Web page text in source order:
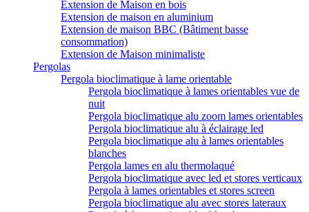
Extension de Maison en bois
Extension de maison en aluminium
Extension de maison BBC (Bâtiment basse
consommation)
Extension de Maison minimaliste
Pergolas
Pergola bioclimatique à lame orientable
Pergola bioclimatique à lames orientables vue de
nuit
Pergola bioclimatique alu zoom lames orientables
Pergola bioclimatique alu à éclairage led
Pergola bioclimatique alu à lames orientables
blanches
Pergola lames en alu thermolaqué
Pergola bioclimatique avec led et stores verticaux
Pergola à lames orientables et stores screen
Pergola bioclimatique alu avec stores lateraux